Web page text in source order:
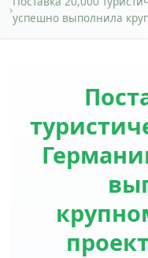
›
успешно выполнила